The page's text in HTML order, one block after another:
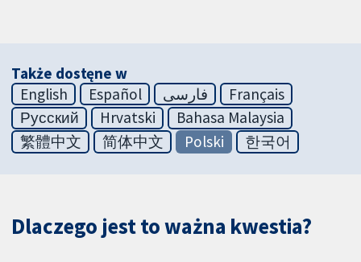
Także dostęne w
English
Español فارسی
Français
Русский
Hrvatski
Bahasa Malaysia
繁體中文
简体中文 Polski 한국어
Dlaczego jest to ważna kwestia?